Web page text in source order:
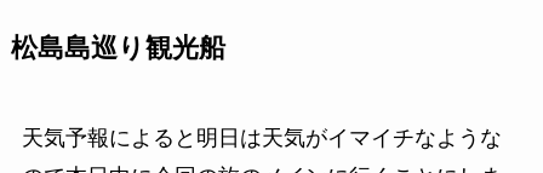
松島島巡り観光船
天気予報によると明日は天気がイマイチなような